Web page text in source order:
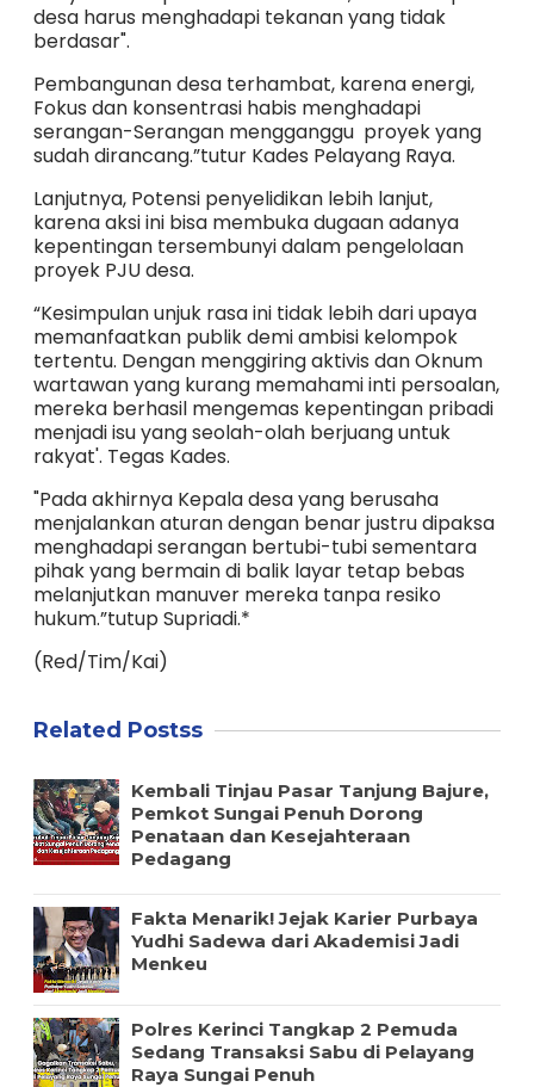
desa harus menghadapi tekanan yang tidak
berdasar".
Pembangunan desa terhambat, karena energi,
Fokus dan konsentrasi habis menghadapi
serangan-Serangan mengganggu proyek yang
sudah dirancang.”tutur Kades Pelayang Raya.
Lanjutnya, Potensi penyelidikan lebih lanjut,
karena aksi ini bisa membuka dugaan adanya
kepentingan tersembunyi dalam pengelolaan
proyek PJU desa.
“Kesimpulan unjuk rasa ini tidak lebih dari upaya
memanfaatkan publik demi ambisi kelompok
tertentu. Dengan menggiring aktivis dan Oknum
wartawan yang kurang memahami inti persoalan,
mereka berhasil mengemas kepentingan pribadi
menjadi isu yang seolah-olah berjuang untuk
rakyat'. Tegas Kades.
"Pada akhirnya Kepala desa yang berusaha
menjalankan aturan dengan benar justru dipaksa
menghadapi serangan bertubi-tubi sementara
pihak yang bermain di balik layar tetap bebas
melanjutkan manuver mereka tanpa resiko
hukum.”tutup Supriadi.*
(Red/Tim/Kai)
Related Postss
Kembali Tinjau Pasar Tanjung Bajure,
Pemkot Sungai Penuh Dorong
Penataan dan Kesejahteraan
Pedagang
Fakta Menarik! Jejak Karier Purbaya
Yudhi Sadewa dari Akademisi Jadi
Menkeu
Polres Kerinci Tangkap 2 Pemuda
Sedang Transaksi Sabu di Pelayang
Raya Sungai Penuh